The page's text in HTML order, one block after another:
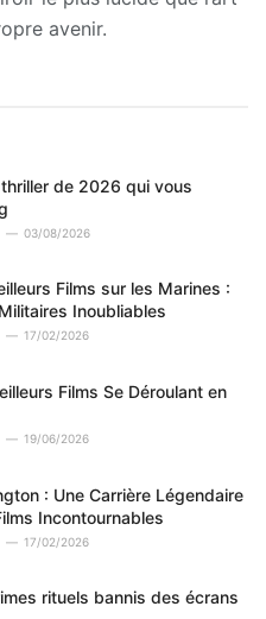
avenir.
de 2026 qui vous
03/08/2026
Films sur les Marines :
Inoubliables
17/02/2026
Films Se Déroulant en
19/06/2026
: Une Carrière Légendaire
Incontournables
17/02/2026
rituels bannis des écrans